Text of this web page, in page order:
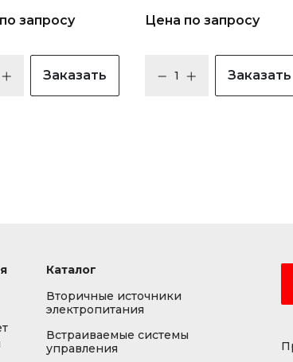
запросу
Заказать
Цена по запросу
Заказать
Каталог
Вторичные источники
электропитания
Встраиваемые системы
управления